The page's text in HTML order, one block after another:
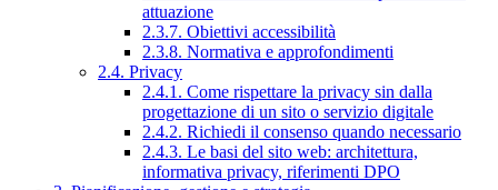
attuazione
2.3.7. Obiettivi accessibilità
2.3.8. Normativa e approfondimenti
2.4. Privacy
2.4.1. Come rispettare la privacy sin dalla
progettazione di un sito o servizio digitale
2.4.2. Richiedi il consenso quando necessario
2.4.3. Le basi del sito web: architettura,
informativa privacy, riferimenti DPO